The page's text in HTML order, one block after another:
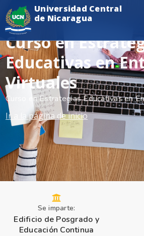
Ir a la página de inicio
Curso en Estrategias Educativas en
Curso en
Educativas en
Virtuales
Universidad Central
de Nicaragua
Se imparte:
Edificio de Posgrado y
Educación Continua